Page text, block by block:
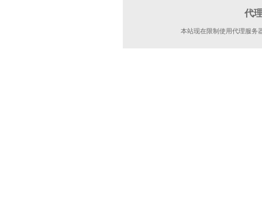
代
本站现在限制使用代理服务